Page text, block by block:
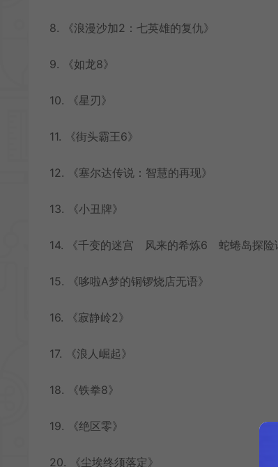
8. 《浪漫沙加2：七英雄的复仇》
9. 《如龙8》
10. 《星刃》
11. 《街头霸王6》
12. 《塞尔达传说：智慧的再现》
13. 《小丑牌》
14. 《千变的迷宫 风来的希炼6 蛇蜷岛探险
15. 《哆啦A梦的铜锣烧店无语》
16. 《寂静岭2》
17. 《浪人崛起》
18. 《铁拳8》
19. 《绝区零》
20. 《尘埃终须落定》